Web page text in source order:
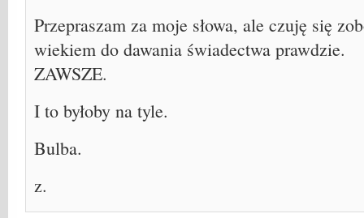
Przepraszam za moje słowa, ale czuję się
wiekiem do dawania świadectwa prawdzie.
ZAWSZE.
I to byłoby na tyle.
Bulba.
z.